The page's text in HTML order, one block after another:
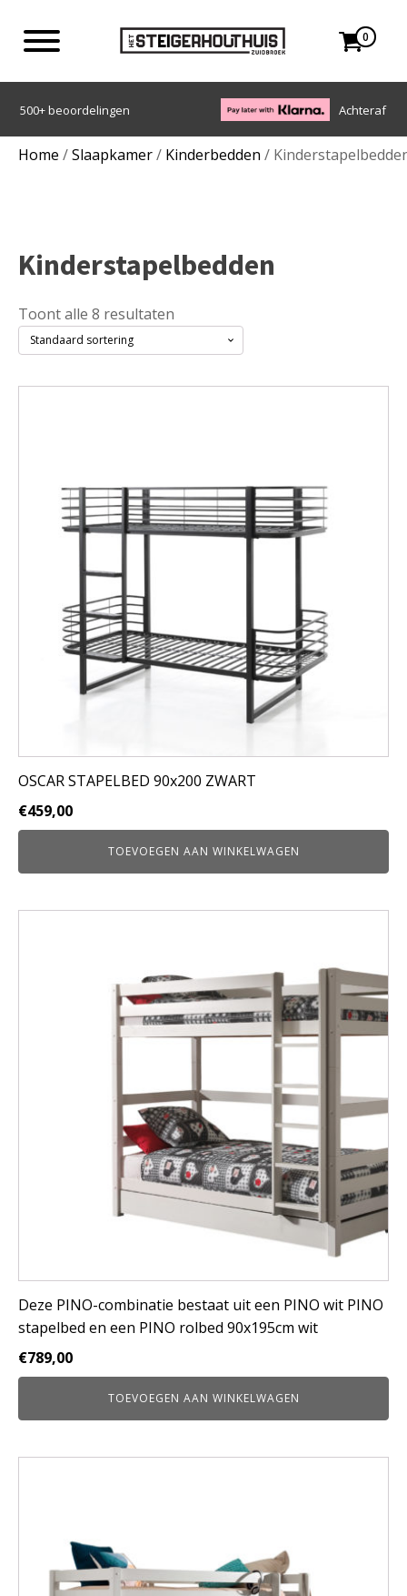
0
Achteraf betalen met Klarna
Home /Slaapkamer/ Kinderbedden /
Kinderstapelbedden
Toont alle 8 resultaten
OSCAR STAPELBED 90x200 ZWART
€459,00
TOEVOEGEN AAN WINKELWAGEN
Deze PINO-combinatie bestaat uit een PINO wit PINO
stapelbed en een PINO rolbed 90x195cm wit
€789,00
TOEVOEGEN AAN WINKELWAGEN